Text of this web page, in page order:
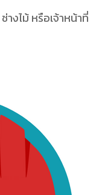
างไม้ หรือเจ้าหน้าที่